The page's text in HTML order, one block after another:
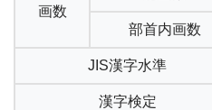
画数
部首内画数
JIS漢字水準
漢字検定